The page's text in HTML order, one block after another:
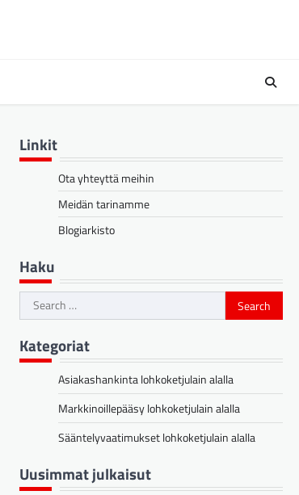
Linkit
Ota yhteyttä meihin
Meidän tarinamme
Blogiarkisto
Haku
Search
for:
Kategoriat
Asiakashankinta lohkoketjulain alalla
Markkinoillepääsy lohkoketjulain alalla
Sääntelyvaatimukset lohkoketjulain alalla
Uusimmat julkaisut